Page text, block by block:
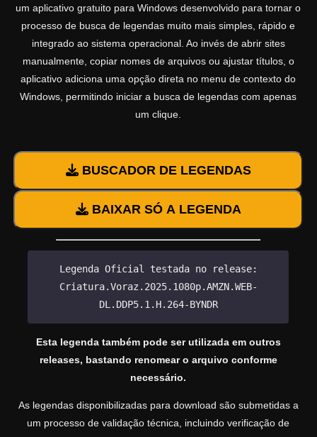
um aplicativo gratuito para Windows desenvolvido para tornar o
processo de busca de legendas muito mais simples, rápido e
integrado ao sistema operacional. Ao invés de abrir sites
manualmente, copiar nomes de arquivos ou ajustar títulos, o
aplicativo adiciona uma opção direta no menu de contexto do
Windows, permitindo iniciar a busca de legendas com apenas
um clique.
BUSCADOR DE LEGENDAS
BAIXAR SÓ A LEGENDA
Legenda Oficial testada no release:
Criatura.Voraz.2025.1080p.AMZN.WEB-
DL.DDP5.1.H.264-BYNDR
Esta legenda também pode ser utilizada em outros
releases, bastando renomear o arquivo conforme
necessário.
As legendas disponibilizadas para download são submetidas a
um processo de validação técnica, incluindo verificação de